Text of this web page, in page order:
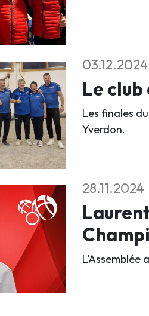
03.12.2024
Le
Les finales
Yverdon.
28.11.2024
L'Assemblée